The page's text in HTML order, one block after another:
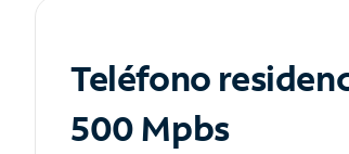
Teléfono
500 Mpbs